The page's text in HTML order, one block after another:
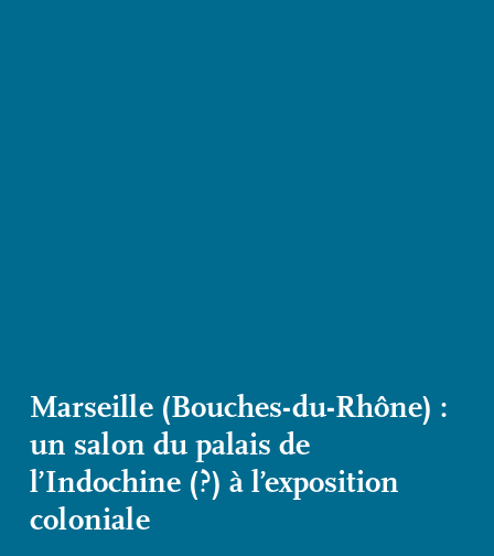
Marseille (Bouches-du-Rhône) :
un salon du palais de
l’Indochine (?) à l’exposition
coloniale